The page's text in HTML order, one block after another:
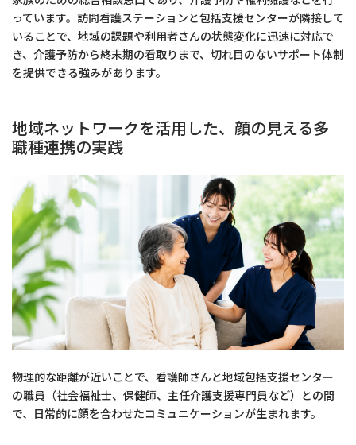
っています。訪問看護ステーションと包括支援センターが隣接して
いることで、地域の課題や利用者さんの状態変化に迅速に対応で
き、介護予防から終末期の看取りまで、切れ目のないサポート体制
を提供できる強みがあります。
地域ネットワークを活用した、顔の見える多
職種連携の実践
物理的な距離が近いことで、看護師さんと地域包括支援センター
の職員（社会福祉士、保健師、主任介護支援専門員など）との間
で、日常的に顔を合わせたコミュニケーションが生まれます。